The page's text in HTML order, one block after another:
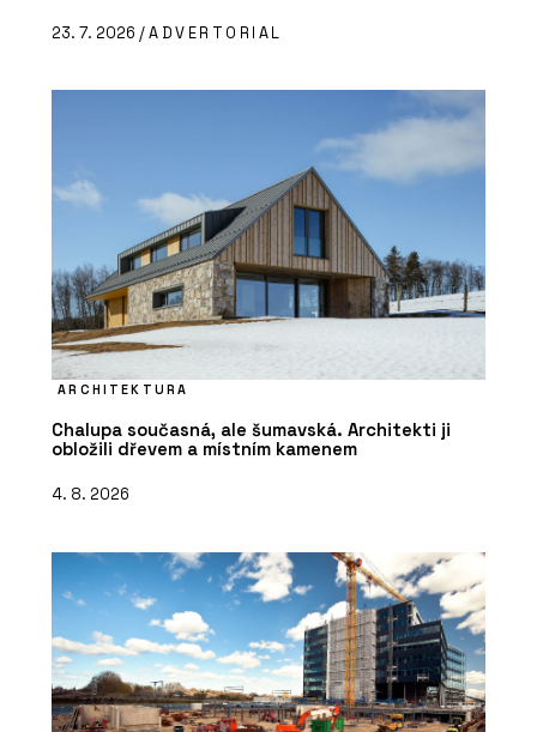
23. 7. 2026 /ADVERTORIAL
ARCHITEKTURA
Chalupa současná, ale šumavská. Architekti ji
obložili dřevem a místním kamenem
4. 8. 2026